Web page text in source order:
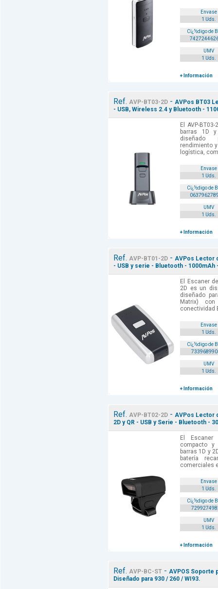
Envase
1 Uds.
Cï¿½digo de
UMV
1 Uds.
+ Información
Ref. AVP-BT03-2D - AVPos BT03
- USB, Wireless 2.4 y Bluetooth -
El AVP-
barras 1D
diseñado
rendimiento
logística,
Envase
1 Uds.
Cï¿½digo de
UMV
1 Uds.
+ Información
Ref. AVP-BT01-2D - AVPos Lector
- USB y serie - Bluetooth -
El Escaner
2D es un
diseñado
Matrix)
conectividad
Envase
1 Uds.
Cï¿½digo de
UMV
1 Uds.
+ Información
Ref. AVP-BT02-2D - AVPos Lector
2D y QR - USB y Serie - Bluetooth -
El Escaner
compacto y
barras 1D y
batería
comerciales
Envase
1 Uds.
Cï¿½digo de
UMV
1 Uds.
+ Información
Ref. AVP-BC-ST - AVPOS Soporte
Diseñado para 930 / 260 / WI93.